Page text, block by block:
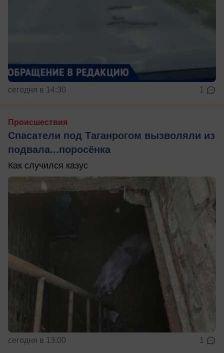
сегодня в 14:30 1
Происшествия
Спасатели под Таганрогом вызволяли из
подвала...поросёнка
Как случился казус
сегодня в 13:00 1